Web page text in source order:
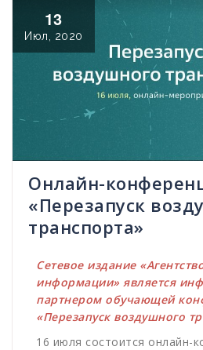
13
Июл, 2020
Онлайн-
«Перезапуск
транспорта»
Сетевое издание
информации» является
партнером обучающей
«Перезапуск воздушного
16 июля состоится онлайн-